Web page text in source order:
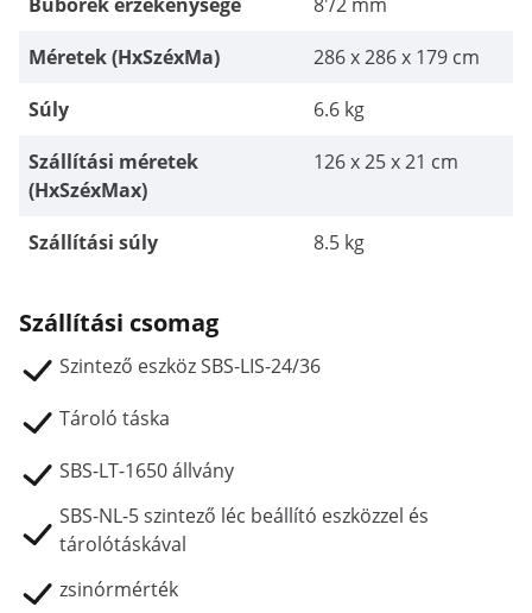
Méretek (HxSzéxMa)
286 x 286 x 179 cm
Súly
6.6 kg
Szállítási méretek
(HxSzéxMax)
126 x 25 x 21 cm
Szállítási súly 8.5 kg
Szállítási csomag
Szintező eszköz SBS-LIS-24/36
Tároló táska
SBS-LT-1650 állvány
SBS-NL-5 szintező léc beállító eszközzel és
tárolótáskával
zsinórmérték